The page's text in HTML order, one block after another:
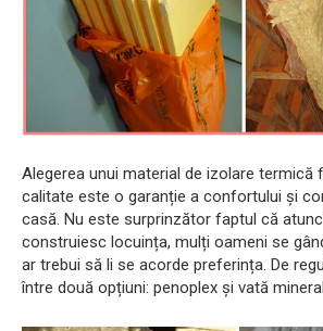
Alegerea unui material de izolare termică
calitate este o garanție a confortului și
casă. Nu este surprinzător faptul că
construiesc locuința, mulți oameni se
ar trebui să li se acorde preferința. De
între două opțiuni: penoplex și vată